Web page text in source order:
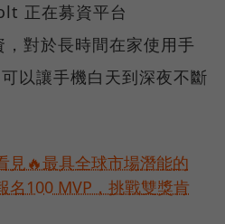
正在募資平台
，對於長時間在家使用手
以讓手機白天到深夜不斷
見🔥最具全球市場潛能的
名100 MVP，挑戰雙獎肯